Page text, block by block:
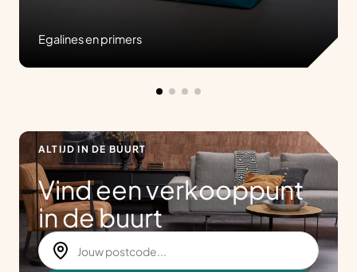
Egalines en primers
ALTIJD IN DE BUURT
Vind een verkooppunt
in de buurt